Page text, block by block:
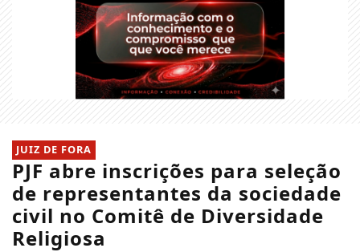
JUIZ DE FORA
PJF abre inscrições para seleção
de representantes da sociedade
civil no Comitê de Diversidade
Religiosa